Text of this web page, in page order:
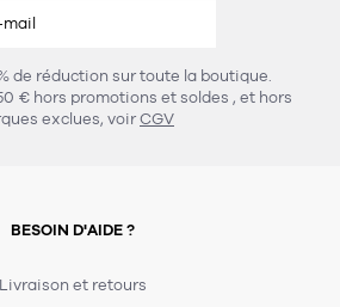
de réduction sur toute la boutique.
€ hors promotions et soldes , et hors
exclues, voirCGV
BESOIN D'AIDE ?
Livraison et retours